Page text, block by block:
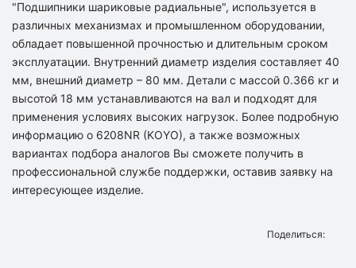
"Подшипники шариковые радиальные", используется в
различных механизмах и промышленном оборудовании,
обладает повышенной прочностью и длительным сроком
эксплуатации. Внутренний диаметр изделия составляет 40
мм, внешний диаметр – 80 мм. Детали с массой 0.366 кг и
высотой 18 мм устанавливаются на вал и подходят для
применения условиях высоких нагрузок. Более подробную
информацию о 6208NR (KOYO), а также возможных
вариантах подбора аналогов Вы сможете получить в
профессиональной службе поддержки, оставив заявку на
интересующее изделие.
Поделиться: